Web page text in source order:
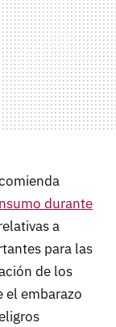
durante
a
para las
de los
el embarazo